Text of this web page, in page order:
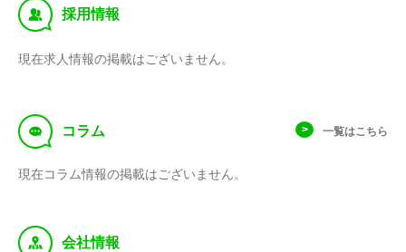
‰ 採用情報
現在求人情報の掲載はございません。
f コラム 一覧はこちら
現在コラム情報の掲載はございません。
y 会社情報